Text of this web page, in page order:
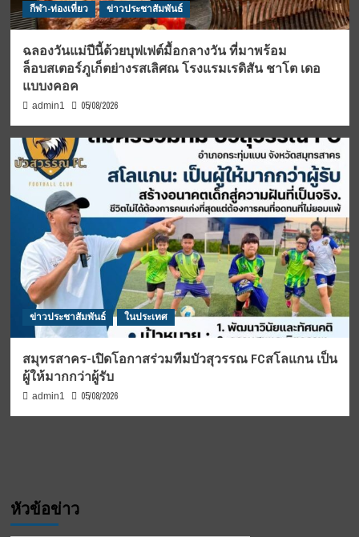
กีฬา-ท่องเที่ยว ข่าวประชาสัมพันธ์
ฉลองวันแม่ปีนี้ด้วยบุฟเฟต์มื้อกลางวัน ที่มาพร้อม
ล็อบสเตอร์ภูเก็ตย่างรสเลิศณ โรงแรมเรดิสัน ชาโต เดอ
แบบงคอค
admin1 05/08/2026
ข่าวประชาสัมพันธ์ ในประเทศ
สมุทรสาคร-เปิดโอกาสร่วมทีมบัวสุวรรณ FCสโลแกน เป็น
ผู้ให้มากกว่าผู้รับ
admin1 05/08/2026
หัวข้อข่าว